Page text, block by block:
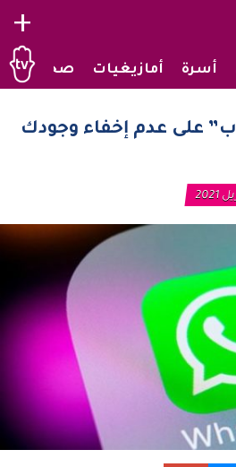
+
أسرة أمازيغيات صحراويات
على عدم إخفاء وجودك